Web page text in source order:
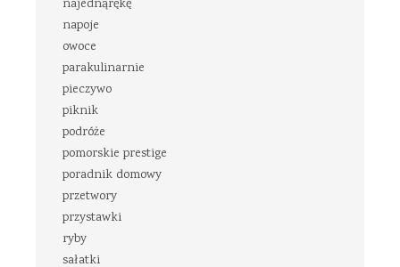
najednąrękę
napoje
owoce
parakulinarnie
pieczywo
piknik
podróże
pomorskie prestige
poradnik domowy
przetwory
przystawki
ryby
sałatki